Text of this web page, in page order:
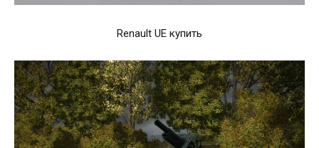
Renault UE купить